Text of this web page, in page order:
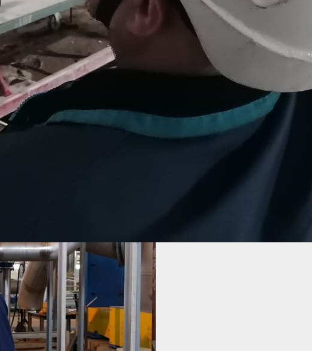
дуговой сварки плавящимся электродом (РД) — не лучшая
швов, технологи сварочного производства должны
и заказчика.
необходимую квалификацию, то помешать качеству работы может